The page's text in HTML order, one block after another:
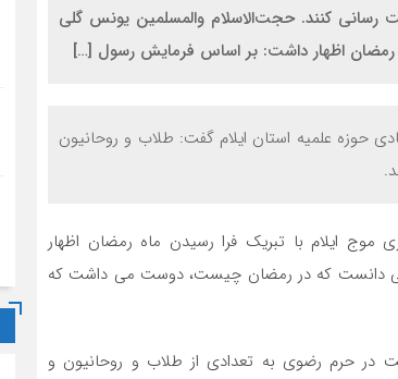
رسانی کنند. حجت‌الاسلام والمسلمین یونس گلی
رمضان اظهار داشت: بر اساس فرمایش رسول […]
حوزه علمیه استان ایلام گفت: طلاب و روحانیون
موج ایلام با تبریک فرا رسیدن ماه رمضان اظهار
می دانست که در رمضان چیست، دوست می داشت که
در حرم رضوی به تعدادی از طلاب و روحانیون و